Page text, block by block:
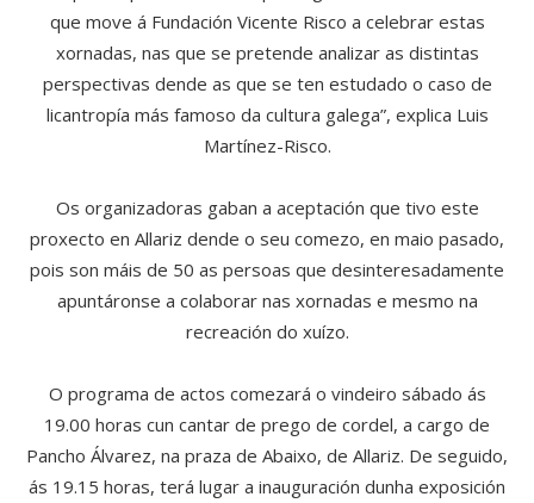
que move á Fundación Vicente Risco a celebrar estas
xornadas, nas que se pretende analizar as distintas
perspectivas dende as que se ten estudado o caso de
licantropía más famoso da cultura galega”, explica Luis
Martínez-Risco.
Os organizadoras gaban a aceptación que tivo este
proxecto en Allariz dende o seu comezo, en maio pasado,
pois son máis de 50 as persoas que desinteresadamente
apuntáronse a colaborar nas xornadas e mesmo na
recreación do xuízo.
O programa de actos comezará o vindeiro sábado ás
19.00 horas cun cantar de prego de cordel, a cargo de
Pancho Álvarez, na praza de Abaixo, de Allariz. De seguido,
ás 19.15 horas, terá lugar a inauguración dunha exposición